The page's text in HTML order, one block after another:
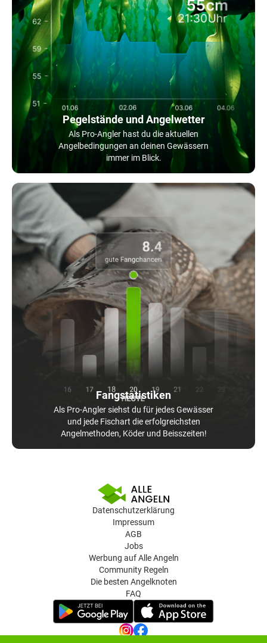
Pegelstände und Angelwetter
Als Pro-Angler hast du die aktuellen
Angelbedingungen an deinen Gewässern
immer im Blick.
Fangstatistiken
Als Pro-Angler siehst du für jedes Gewässer
und jede Fischart die erfolgreichsten
Angelmethoden, Köder und Beisszeiten!
Datenschutzerklärung
Impressum
AGB
Jobs
Werbung auf Alle Angeln
Community Regeln
Die besten Angelknoten
FAQ